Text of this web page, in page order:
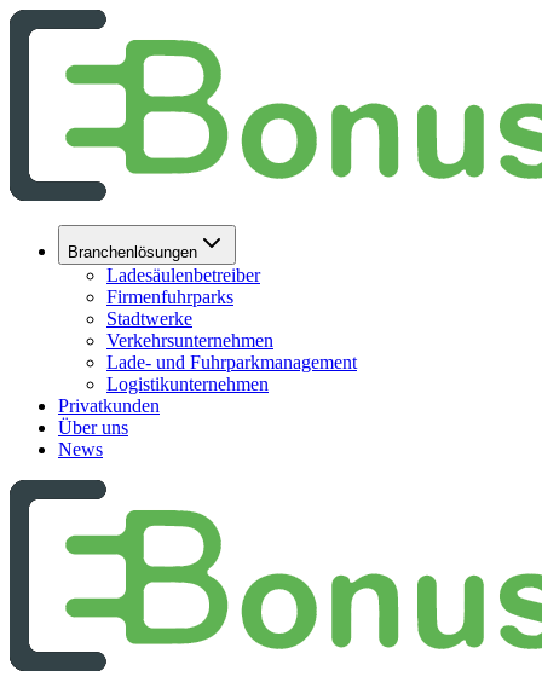
Branchenlösungen
Ladesäulenbetreiber
Firmenfuhrparks
Stadtwerke
Verkehrsunternehmen
Lade- und Fuhrparkmanagement
Logistikunternehmen
Privatkunden
Über uns
News